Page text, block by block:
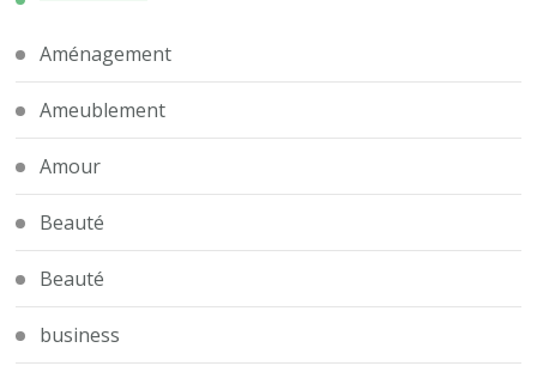
Aménagement
Ameublement
Amour
Beauté
Beauté
business